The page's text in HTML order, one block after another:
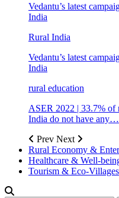
Vedantu’s latest
India
Rural India
Vedantu’s latest
India
rural education
ASER 2022 | 33.7% of
India do not have any…
Prev Next
Rural Economy &
Healthcare & Well-
Tourism & Eco-Villages